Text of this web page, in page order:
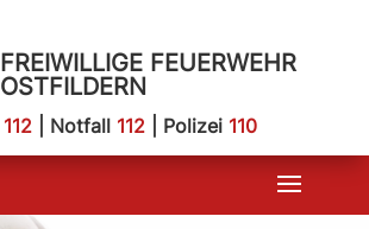
FREIWILLIGE FEUERWEHR
OSTFILDERN
112| Notfall 112| Polizei 110